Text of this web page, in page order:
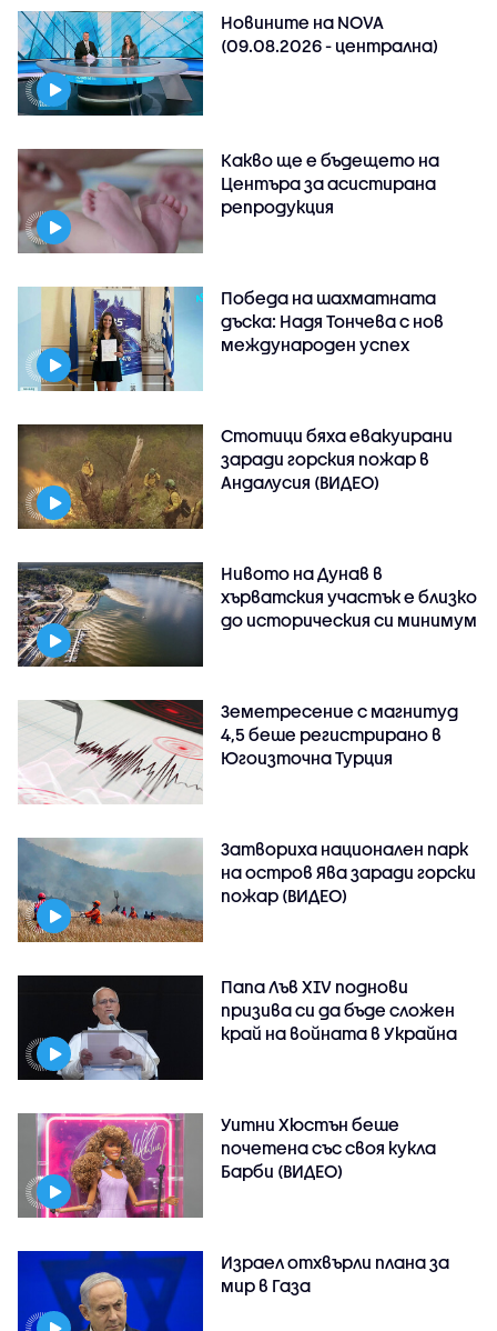
Новините на NOVA
(09.08.2026 - централна)
Какво ще е бъдещето на
Центъра за асистирана
репродукция
Победа на шахматната
дъска: Надя Тончева с нов
международен успех
Стотици бяха евакуирани
заради горския пожар в
Андалусия (ВИДЕО)
Нивото на Дунав в
хърватския участък е близко
до историческия си минимум
Земетресение с магнитуд
4,5 беше регистрирано в
Югоизточна Турция
Затвориха национален парк
на остров Ява заради горски
пожар (ВИДЕО)
Папа Лъв XIV поднови
призива си да бъде сложен
край на войната в Украйна
Уитни Хюстън беше
почетена със своя кукла
Барби (ВИДЕО)
Израел отхвърли плана за
мир в Газа